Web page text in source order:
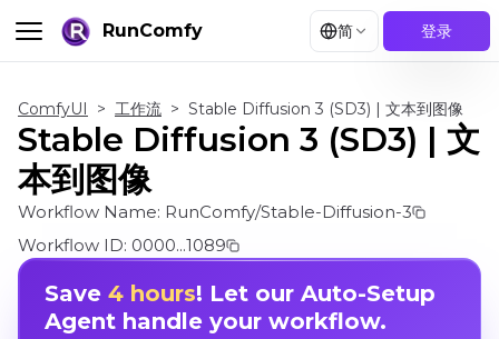
RunComfy 简 登录
ComfyUI > 工作流 > Stable Diffusion 3 (SD3) | 文本到图像
Stable Diffusion 3 (SD3) | 文
本到图像
Workflow Name: RunComfy/Stable-Diffusion-3
Workflow ID: 0000...1089
Save 4 hours! Let our Auto-Setup
Agent handle your workflow.